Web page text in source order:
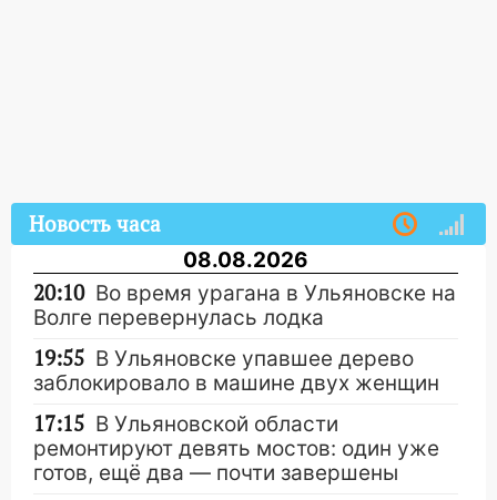
Новость часа
08.08.2026
20:10 Во время урагана в Ульяновске на
Волге перевернулась лодка
19:55 В Ульяновске упавшее дерево
заблокировало в машине двух женщин
17:15 В Ульяновской области
ремонтируют девять мостов: один уже
готов, ещё два — почти завершены